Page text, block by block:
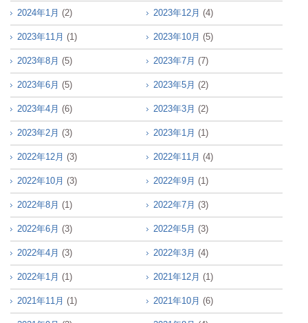
2024年1月 (2) 2023年12月 (4)
2023年11月 (1) 2023年10月 (5)
2023年8月 (5) 2023年7月 (7)
2023年6月 (5) 2023年5月 (2)
2023年4月 (6) 2023年3月 (2)
2023年2月 (3) 2023年1月 (1)
2022年12月 (3) 2022年11月 (4)
2022年10月 (3) 2022年9月 (1)
2022年8月 (1) 2022年7月 (3)
2022年6月 (3) 2022年5月 (3)
2022年4月 (3) 2022年3月 (4)
2022年1月 (1) 2021年12月 (1)
2021年11月 (1) 2021年10月 (6)